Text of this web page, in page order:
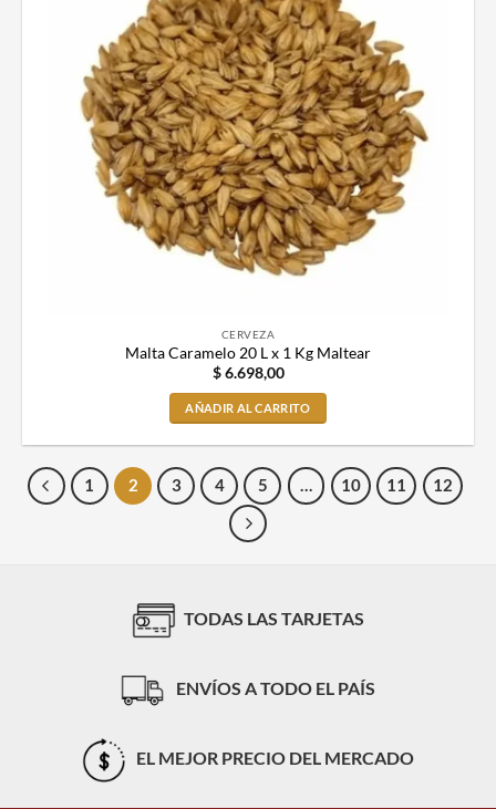
CERVEZA
Malta Caramelo 20 L x 1 Kg Maltear
$6.698,00
AÑADIR AL CARRITO
1 2 3 4 5 … 10 11 12
TODAS LAS TARJETAS
ENVÍOS A TODO EL PAÍS
EL MEJOR PRECIO DEL MERCADO